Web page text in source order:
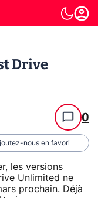
Drive
0
nous en favori
les versions
Unlimited ne
prochain. Déjà